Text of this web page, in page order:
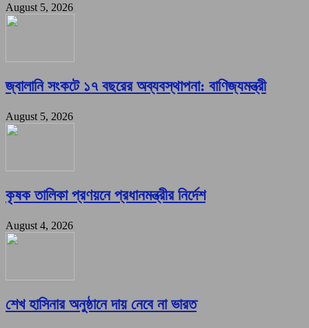
August 5, 2026
জ্বালানি সংকটে ১৭ বছরের অব্যবস্থাপনা: বাণিজ্যমন্ত্রী
August 5, 2026
কৃষক তালিকা প্রণয়নে প্রধানমন্ত্রীর নির্দেশ
August 4, 2026
শেখ হাসিনার অনুষ্ঠানে দায় নেবে না ভারত